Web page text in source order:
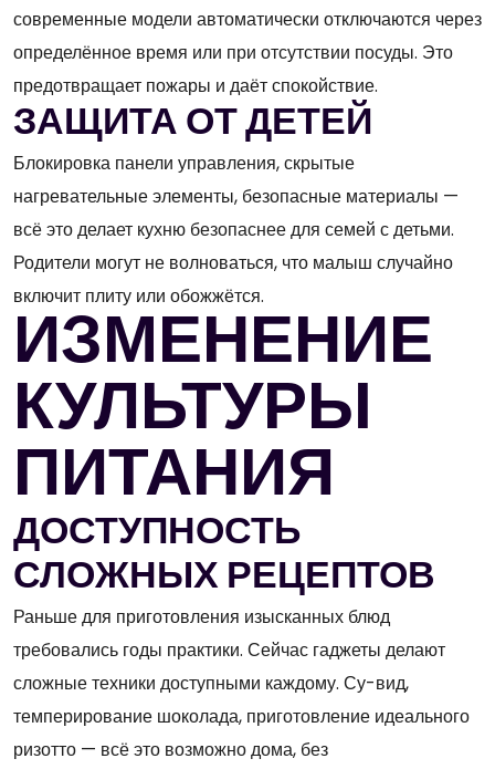
современные модели автоматически отключаются через
определённое время или при отсутствии посуды. Это
предотвращает пожары и даёт спокойствие.
ЗАЩИТА ОТ ДЕТЕЙ
Блокировка панели управления, скрытые
нагревательные элементы, безопасные материалы —
всё это делает кухню безопаснее для семей с детьми.
Родители могут не волноваться, что малыш случайно
включит плиту или обожжётся.
ИЗМЕНЕНИЕ
КУЛЬТУРЫ
ПИТАНИЯ
ДОСТУПНОСТЬ
СЛОЖНЫХ РЕЦЕПТОВ
Раньше для приготовления изысканных блюд
требовались годы практики. Сейчас гаджеты делают
сложные техники доступными каждому. Су-вид,
темперирование шоколада, приготовление идеального
ризотто — всё это возможно дома, без